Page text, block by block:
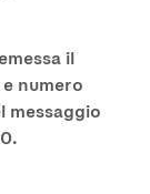
il
numero
messaggio